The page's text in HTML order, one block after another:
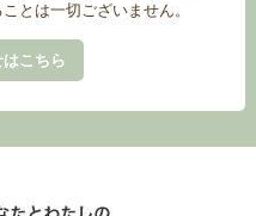
とは一切ございません。
こちら